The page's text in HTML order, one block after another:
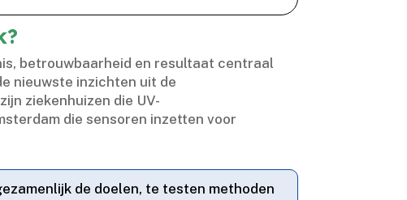
betrouwbaarheid en resultaat centraal
nieuwste inzichten uit de
ziekenhuizen die UV-
die sensoren inzetten voor
de doelen, te testen methoden